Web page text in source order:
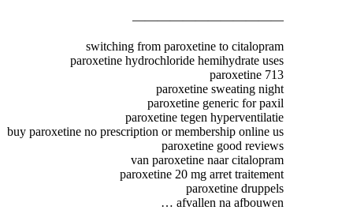
————————————
switching from paroxetine to citalopram
paroxetine hydrochloride hemihydrate uses
paroxetine 713
paroxetine sweating night
paroxetine generic for paxil
paroxetine tegen hyperventilatie
buy paroxetine no prescription or membership online us
paroxetine good reviews
van paroxetine naar citalopram
paroxetine 20 mg arret traitement
paroxetine druppels
afvallen na afbouwen …